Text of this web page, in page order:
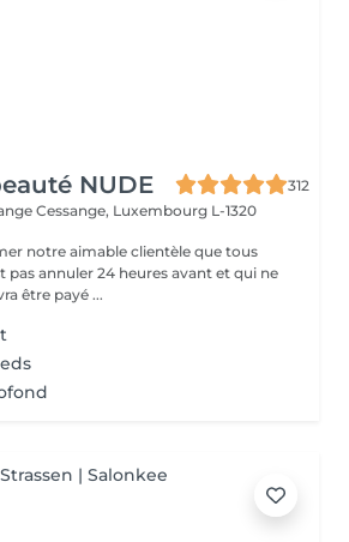
NUDE
312
Cessange, Luxembourg L-1320
notre aimable clientèle que tous
pas annuler 24 heures avant et qui ne
être payé ...